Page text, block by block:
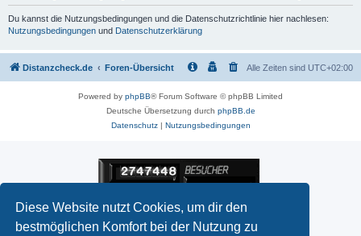
Diese Website nutzt Cookies, um dir den
bestmöglichen Komfort bei der Nutzung zu
Du kannst die Nutzungsbedingungen und die Datenschutzrichtlinie hier nachlesen:
Nutzungsbedingungen und Datenschutzerklärung
Distanzcheck.de Foren-Übersicht Alle Zeiten sind UTC+02:00
Powered by phpBB® Forum Software © phpBB Limited
Deutsche Übersetzung durch phpBB.de
Datenschutz| Nutzungsbedingungen